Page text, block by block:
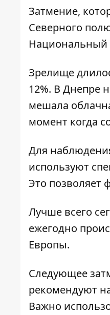
Затмение,
Северного
Национальный
Зрелище
12%. В Днепре
мешала
момент когда
Для
используют
Это позволяет
Лучше всего
ежегодно
Европы.
Следующее
рекомендуют
Важно